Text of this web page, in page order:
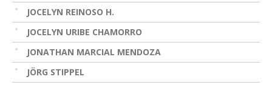
JOCELYN REINOSO H.
JOCELYN URIBE CHAMORRO
JONATHAN MARCIAL MENDOZA
JÖRG STIPPEL